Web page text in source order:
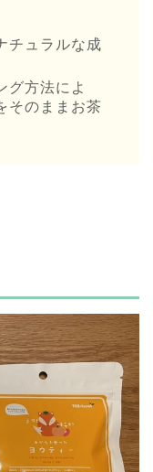
チュラルな成
グ方法によ
そのままお茶